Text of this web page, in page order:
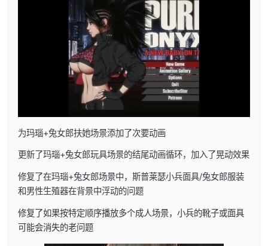
为玛瑙+兔女郎扶她场景添加了次要动画
更新了玛瑙+兔女郎玩具场景的结尾动画循环，加入了晃动效果
修复了在玛瑙+兔女郎场景中，斯普莱瑟小兵面具/兔女郎服装
和男性生殖器在背景中浮动的问题
修复了如果按特定顺序播放多个成人场景，小兵的靴子或面具
可能会消失的老问题